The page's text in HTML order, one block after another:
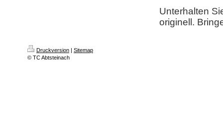
Unterhalten
originell.
Druckversion | Sitemap
© TC Abtsteinach